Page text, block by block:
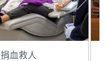
捐血救人